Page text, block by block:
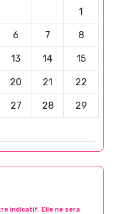
1
6 7 8
13 14 15
20 21 22
27 28 29
indicatif. Elle ne sera